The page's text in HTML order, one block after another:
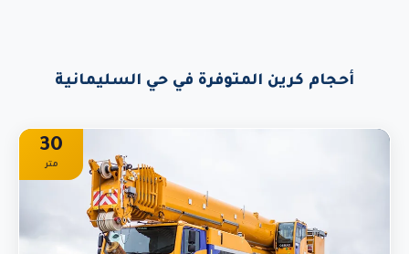
أحجام كرين المتوفرة في حي السليمانية
30
متر